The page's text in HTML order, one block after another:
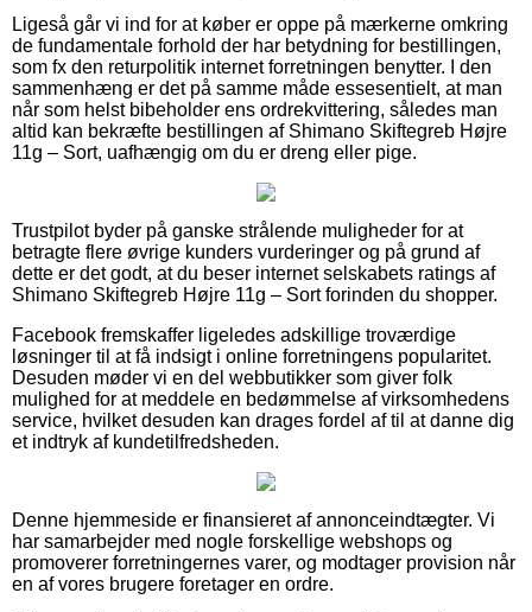
Ligeså går vi ind for at køber er oppe på mærkerne omkring
de fundamentale forhold der har betydning for bestillingen,
som fx den returpolitik internet forretningen benytter. I den
sammenhæng er det på samme måde essesentielt, at man
når som helst bibeholder ens ordrekvittering, således man
altid kan bekræfte bestillingen af Shimano Skiftegreb Højre
11g – Sort, uafhængig om du er dreng eller pige.
Trustpilot byder på ganske strålende muligheder for at
betragte flere øvrige kunders vurderinger og på grund af
dette er det godt, at du beser internet selskabets ratings af
Shimano Skiftegreb Højre 11g – Sort forinden du shopper.
Facebook fremskaffer ligeledes adskillige troværdige
løsninger til at få indsigt i online forretningens popularitet.
Desuden møder vi en del webbutikker som giver folk
mulighed for at meddele en bedømmelse af virksomhedens
service, hvilket desuden kan drages fordel af til at danne dig
et indtryk af kundetilfredsheden.
Denne hjemmeside er finansieret af annonceindtægter. Vi
har samarbejder med nogle forskellige webshops og
promoverer forretningernes varer, og modtager provision når
en af vores brugere foretager en ordre.